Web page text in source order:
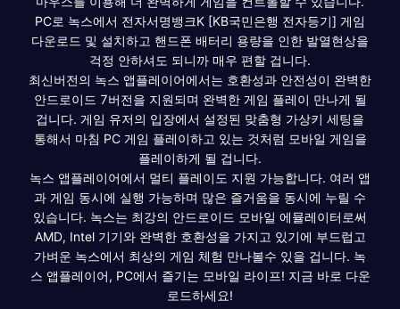
PC로 녹스에서 전자서명뱅크K [KB국민은행 전자등기] 게임
다운로드 및 설치하고 핸드폰 배터리 용량을 인한 발열현상을
걱정 안하셔도 되니까 매우 편할 겁니다.
최신버전의 녹스 앱플레이어에서는 호환성과 안전성이 완벽한
안드로이드 7버전을 지원되며 완벽한 게임 플레이 만나게 될
겁니다. 게임 유저의 입장에서 설정된 맞춤형 가상키 세팅을
통해서 마침 PC 게임 플레이하고 있는 것처럼 모바일 게임을
플레이하게 될 겁니다.
녹스 앱플레이어에서 멀티 플레이도 지원 가능합니다. 여러 앱
과 게임 동시에 실행 가능하며 많은 즐거움을 동시에 누릴 수
있습니다. 녹스는 최강의 안드로이드 모바일 에뮬레이터로써
AMD, Intel 기기와 완벽한 호환성을 가지고 있기에 부드럽고
가벼운 녹스에서 최상의 게임 체험 만나볼수 있을 겁니다. 녹
스 앱플레이어, PC에서 즐기는 모바일 라이프! 지금 바로 다운
로드하세요!